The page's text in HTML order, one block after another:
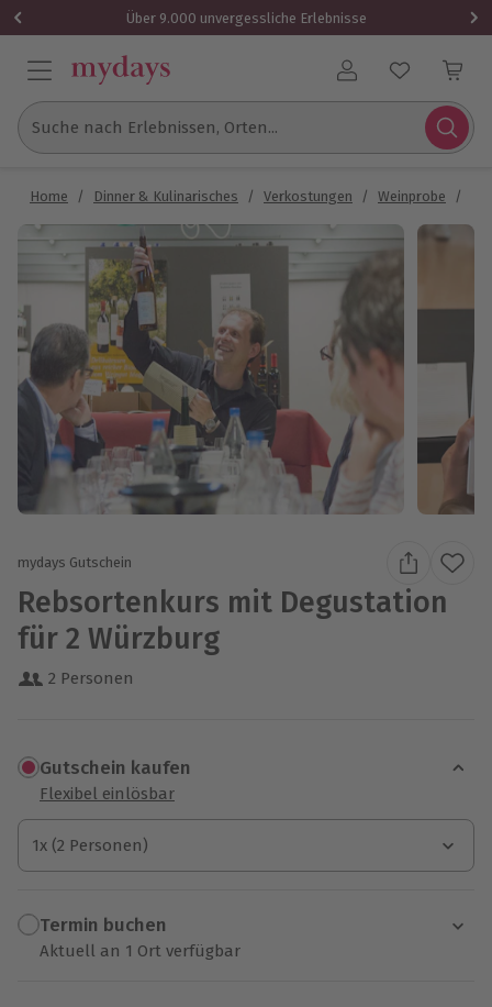
Über 9.000 unvergessliche Erlebnisse
Benutzerkonto
Suche nach Erlebnissen, Orten...
Home / Dinner & Kulinarisches / Verkostungen / Weinprobe /
mydays Gutschein
Rebsortenkurs mit Degustation
für 2 Würzburg
2 Personen
Gutschein kaufen
Flexibel einlösbar
1x (2 Personen)
1x (2 Personen)
1x (2 Personen)
Termin buchen
Aktuell an 1 Ort verfügbar